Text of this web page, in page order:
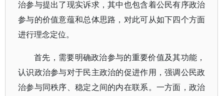
治参与提出了现实诉求，其中也包含着公民有序政治
参与的价值意蕴和总体思路，对此可从如下四个方面
进行理念定位。
首先，需要明确政治参与的重要价值及其功能，
认识政治参与对于民主政治的促进作用，强调公民政
治参与同秩序、稳定之间的内在联系。一方面，政治